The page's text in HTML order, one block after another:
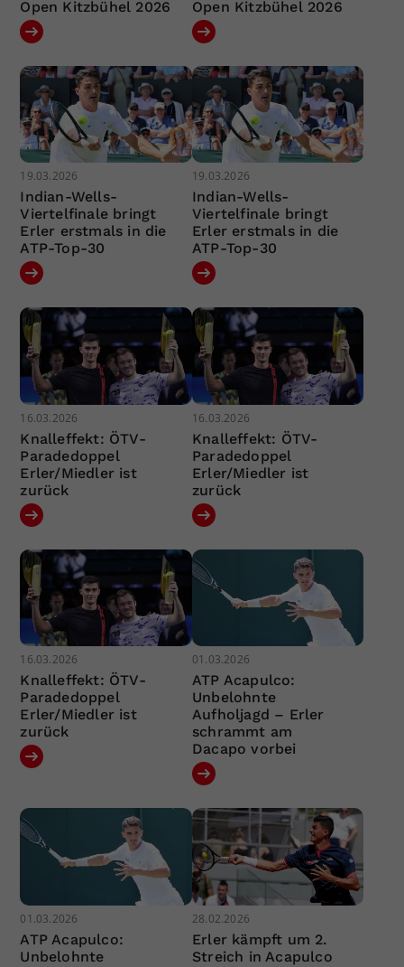
Open Kitzbühel 2026 Open Kitzbühel 2026
19.03.2026
Indian-Wells-
Viertelfinale bringt
Erler erstmals in die
ATP-Top-30
19.03.2026
Indian-Wells-
Viertelfinale bringt
Erler erstmals in die
ATP-Top-30
16.03.2026
Knalleffekt: ÖTV-
Paradedoppel
Erler/Miedler ist
zurück
16.03.2026
Knalleffekt: ÖTV-
Paradedoppel
Erler/Miedler ist
zurück
16.03.2026
Knalleffekt: ÖTV-
Paradedoppel
Erler/Miedler ist
zurück
01.03.2026
ATP Acapulco:
Unbelohnte
Aufholjagd – Erler
schrammt am
Dacapo vorbei
01.03.2026
ATP Acapulco:
Unbelohnte
28.02.2026
Erler kämpft um 2.
Streich in Acapulco